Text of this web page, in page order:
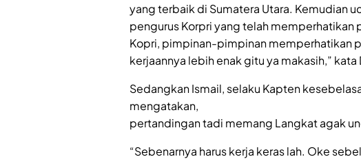
yang terbaik di Sumatera Utara. Kemudian
pengurus Korpri yang telah memperhatikan
Kopri, pimpinan-pimpinan memperhatikan
kerjaannya lebih enak gitu ya makasih,” kata
Sedangkan Ismail, selaku Kapten
mengatakan,
pertandingan tadi memang Langkat agak
“Sebenarnya harus kerja keras lah. Oke